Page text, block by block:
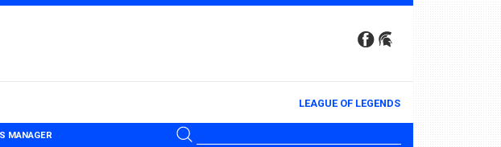
LEAGUE OF LEGENDS
MANAGER